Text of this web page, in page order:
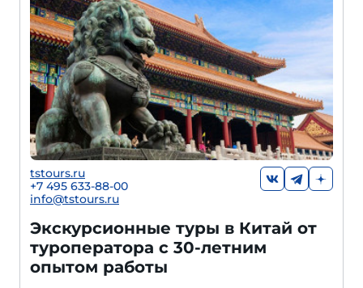
tstours.ru
+7 495 633-88-00
info@tstours.ru
Экскурсионные туры в Китай от
туроператора с 30-летним
опытом работы